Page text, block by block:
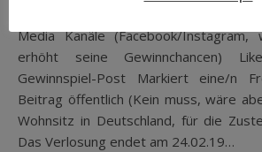
Media Kanäle (Facebook/
erhöht seine Gewinnchancen)
Gewinnspiel-Post Markiert eine/n
Beitrag öffentlich (Kein muss, wäre
Wohnsitz in Deutschland, für die
Das Verlosung endet am 24.02.19…